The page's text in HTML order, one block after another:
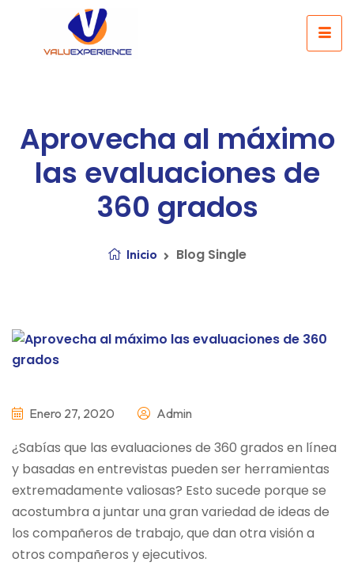
Aprovecha al máximo
las evaluaciones de
360 grados
Inicio Blog Single
Enero 27, 2020 Admin
¿Sabías que las evaluaciones de 360 grados en línea
y basadas en entrevistas pueden ser herramientas
extremadamente valiosas? Esto sucede porque se
acostumbra a juntar una gran variedad de ideas de
los compañeros de trabajo, que dan otra visión a
otros compañeros y ejecutivos.